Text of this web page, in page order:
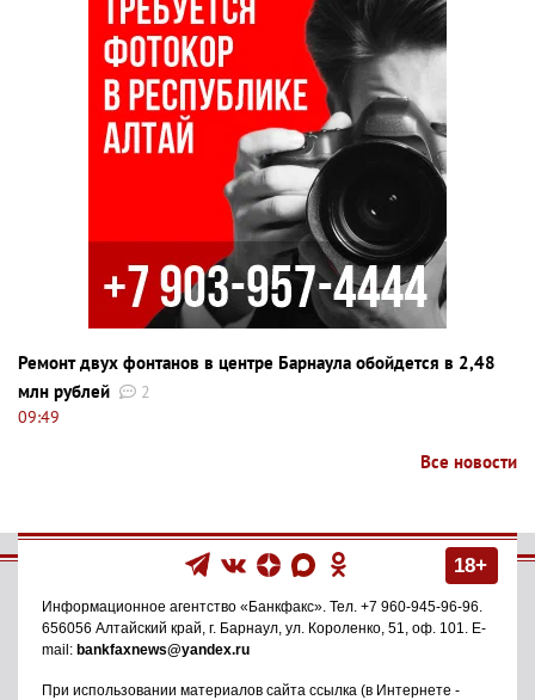
Ремонт двух фонтанов в центре Барнаула обойдется в 2,48
млн рублей
2
09:49
Все новости
18+
Информационное агентство «Банкфакс». Тел. +7 960-945-96-96.
656056 Алтайский край, г. Барнаул, ул. Короленко, 51, оф. 101. E-
mail: bankfaxnews@yandex.ru
При использовании материалов сайта ссылка (в Интернете -